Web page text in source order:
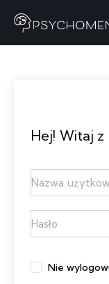
Hej! Witaj
Nie